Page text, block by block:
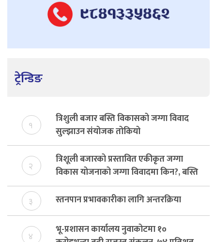
ट्रेन्डिङ
१
त्रिशुली बजार बस्ति विकासको जग्गा विवाद
सुल्झाउन संयोजक तोकियो
२
त्रिशूली बजारको प्रस्तावित एकीकृत जग्गा
विकास योजनाको जग्गा विवादमा किन?, बस्ति
विकास दर्ता नभए समिति विघटन हुने
३ स्तनपान प्रभावकारीका लागि अन्तरक्रिया
४
भू-प्रशासन कार्यालय नुवाकोटमा १०